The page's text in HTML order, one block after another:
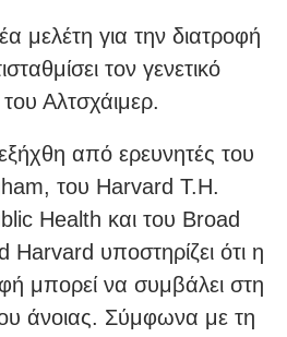
μελέτη για την διατροφή
τον γενετικό
Αλτσχάιμερ.
από ερευνητές του
του Harvard T.H.
Health και του Broad
υποστηρίζει ότι η
μπορεί να συμβάλει στη
άνοιας. Σύμφωνα με τη